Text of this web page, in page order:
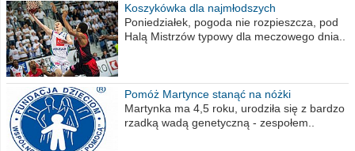
Koszykówka dla najmłodszych
Poniedziałek, pogoda nie rozpieszcza, pod
Halą Mistrzów typowy dla meczowego dnia..
Pomóż Martynce stanąć na nóżki
Martynka ma 4,5 roku, urodziła się z bardzo
rzadką wadą genetyczną - zespołem..